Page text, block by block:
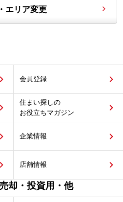
エリア変更
会員登録
住まい探しの
お役立ちマガジン
企業情報
店舗情報
却・投資用・他